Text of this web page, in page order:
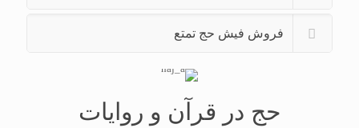
فروش فیش حج تمتع
حج در قرآن و روایات